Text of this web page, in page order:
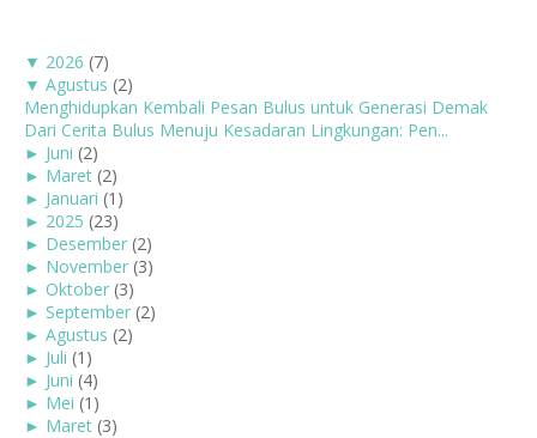
▼ 2026 (7)
▼ Agustus (2)
Menghidupkan Kembali Pesan Bulus untuk Generasi Demak
Dari Cerita Bulus Menuju Kesadaran Lingkungan: Pen...
► Juni (2)
► Maret (2)
► Januari (1)
► 2025 (23)
► Desember (2)
► November (3)
► Oktober (3)
► September (2)
► Agustus (2)
► Juli (1)
► Juni (4)
► Mei (1)
► Maret (3)